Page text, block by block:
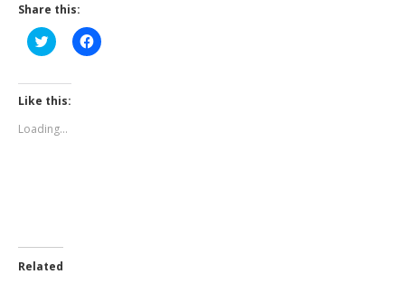
Share this:
Click
to
Twitter
(Opens
in
window)
Click
to
Like this:
Loading...
Related